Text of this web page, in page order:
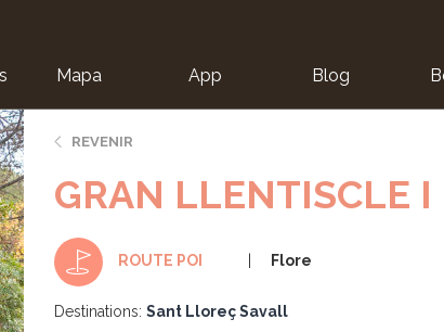
Mapa App Blog
REVENIR
GRAN LLENTISCLE I
ROUTE POI Flore
Destinations: Sant Lloreç Savall